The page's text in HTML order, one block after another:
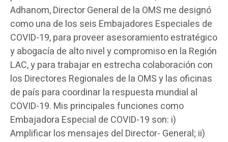
Adhanom, Director General de la OMS me designó
como una de los seis Embajadores Especiales de
COVID-19, para proveer asesoramiento estratégico
y abogacía de alto nivel y compromiso en la Región
LAC, y para trabajar en estrecha colaboración con
los Directores Regionales de la OMS y las oficinas
de país para coordinar la respuesta mundial al
COVID-19. Mis principales funciones como
Embajadora Especial de COVID-19 son: i)
Amplificar los mensajes del Director- General; ii)